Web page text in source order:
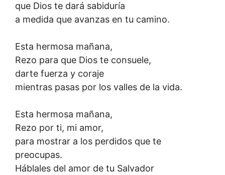
que Dios te dará sabiduría
a medida que avanzas en tu camino.
Esta hermosa mañana,
Rezo para que Dios te consuele,
darte fuerza y coraje
mientras pasas por los valles de la vida.
Esta hermosa mañana,
Rezo por ti, mi amor,
para mostrar a los perdidos que te
preocupas.
Háblales del amor de tu Salvador